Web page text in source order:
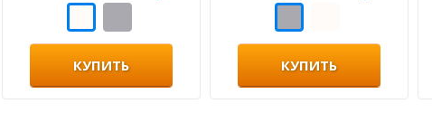
КУПИТЬ КУПИТЬ